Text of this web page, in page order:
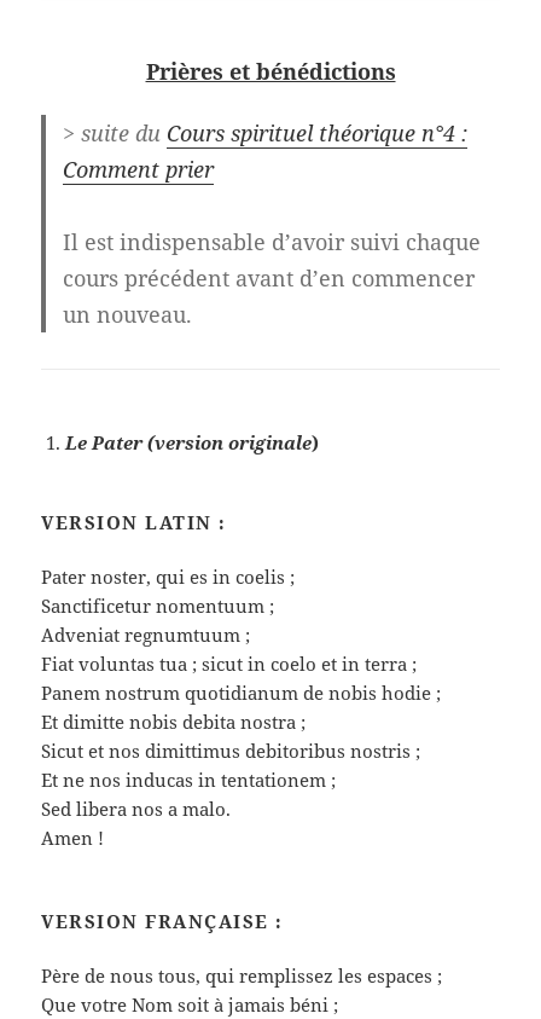
Prières et bénédictions
> suite du Cours spirituel théorique n°4 :
Comment prier
Il est indispensable d’avoir suivi chaque
cours précédent avant d’en commencer
un nouveau.
Le Pater (version originale)
VERSION LATIN :
Pater noster, qui es in coelis ;
Sanctificetur nomentuum ;
Adveniat regnumtuum ;
Fiat voluntas tua ; sicut in coelo et in terra ;
Panem nostrum quotidianum de nobis hodie ;
Et dimitte nobis debita nostra ;
Sicut et nos dimittimus debitoribus nostris ;
Et ne nos inducas in tentationem ;
Sed libera nos a malo.
Amen !
VERSION FRANÇAISE :
Père de nous tous, qui remplissez les espaces ;
Que votre Nom soit à jamais béni ;